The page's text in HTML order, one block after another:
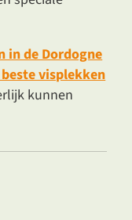
in de Dordogne
visplekken
kunnen